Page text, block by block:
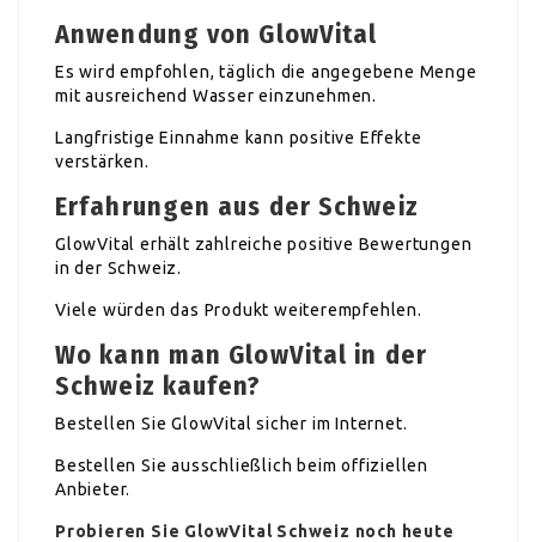
Anwendung von GlowVital
Es wird empfohlen, täglich die angegebene Menge
mit ausreichend Wasser einzunehmen.
Langfristige Einnahme kann positive Effekte
verstärken.
Erfahrungen aus der Schweiz
GlowVital erhält zahlreiche positive Bewertungen
in der Schweiz.
Viele würden das Produkt weiterempfehlen.
Wo kann man GlowVital in der
Schweiz kaufen?
Bestellen Sie GlowVital sicher im Internet.
Bestellen Sie ausschließlich beim offiziellen
Anbieter.
Probieren Sie GlowVital Schweiz noch heute